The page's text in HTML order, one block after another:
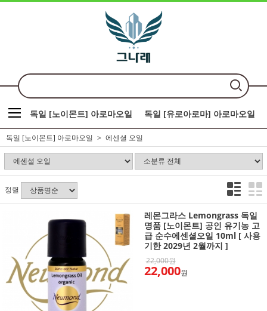
독일 [노이몬트] 아로마오일 독일 [유로아로마] 아로마오일
독일 [노이몬트] 아로마오일 에센셜 오일
정렬
레몬그라스 Lemongrass 독일
명품 [노이몬트] 공인 유기농 고
급 순수에센셜오일 10ml [ 사용
기한 2029년 2월까지 ]
22,000원
22,000원